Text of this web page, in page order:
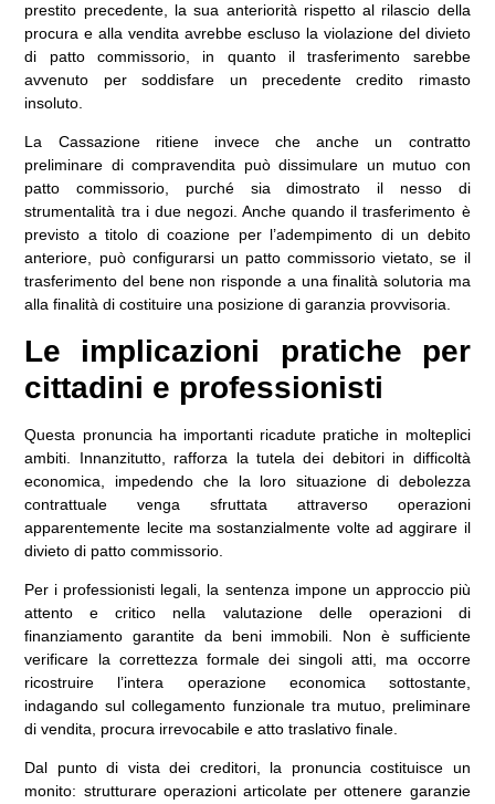
prestito precedente, la sua anteriorità rispetto al rilascio della
procura e alla vendita avrebbe escluso la violazione del divieto
di patto commissorio, in quanto il trasferimento sarebbe
avvenuto per soddisfare un precedente credito rimasto
insoluto.
La Cassazione ritiene invece che anche un contratto
preliminare di compravendita può dissimulare un mutuo con
patto commissorio, purché sia dimostrato il nesso di
strumentalità tra i due negozi. Anche quando il trasferimento è
previsto a titolo di coazione per l’adempimento di un debito
anteriore, può configurarsi un patto commissorio vietato, se il
trasferimento del bene non risponde a una finalità solutoria ma
alla finalità di costituire una posizione di garanzia provvisoria.
Le implicazioni pratiche per
cittadini e professionisti
Questa pronuncia ha importanti ricadute pratiche in molteplici
ambiti. Innanzitutto, rafforza la tutela dei debitori in difficoltà
economica, impedendo che la loro situazione di debolezza
contrattuale venga sfruttata attraverso operazioni
apparentemente lecite ma sostanzialmente volte ad aggirare il
divieto di patto commissorio.
Per i professionisti legali, la sentenza impone un approccio più
attento e critico nella valutazione delle operazioni di
finanziamento garantite da beni immobili. Non è sufficiente
verificare la correttezza formale dei singoli atti, ma occorre
ricostruire l’intera operazione economica sottostante,
indagando sul collegamento funzionale tra mutuo, preliminare
di vendita, procura irrevocabile e atto traslativo finale.
Dal punto di vista dei creditori, la pronuncia costituisce un
monito: strutturare operazioni articolate per ottenere garanzie